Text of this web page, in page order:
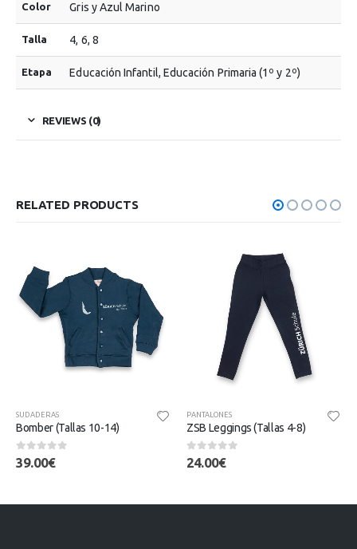
Color Gris y Azul Marino
Talla 4, 6, 8
Etapa Educación Infantil, Educación Primaria (1º y 2º)
REVIEWS (0)
RELATED PRODUCTS
SUDADERAS
Bomber (Tallas 10-14)
0 out of 5
39.00€
PANTALONES
ZSB Leggings (Tallas 4-8)
0out of 5
24.00€